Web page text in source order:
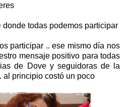
donde todas podemos participar
participar .. ese mismo día nos
mensaje positivo para todas
de Dove y seguidoras de la
al principio costó un poco